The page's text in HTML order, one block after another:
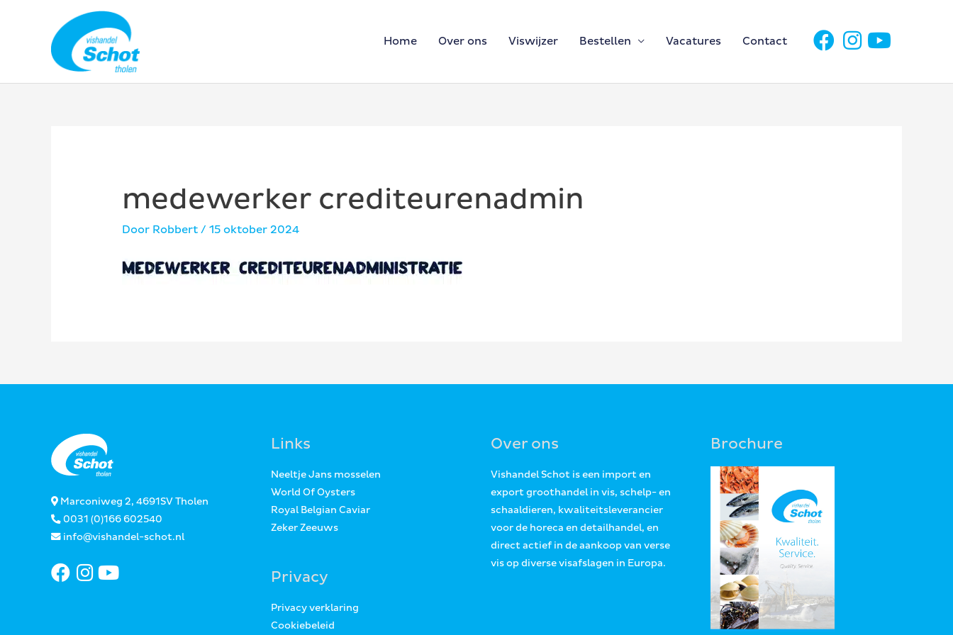
Home Over ons Viswijzer Bestellen Vacatures Contact
medewerker crediteurenadmin
Door Robbert/15 oktober 2024
Marconiweg 2, 4691SV Tholen
0031 (0)166 602540
info@vishandel-schot.nl
Links
Neeltje Jans mosselen
World Of Oysters
Royal Belgian Caviar
Zeker Zeeuws
Privacy
Privacy verklaring
Cookiebeleid
Over ons
Vishandel Schot is een import en
export groothandel in vis, schelp- en
schaaldieren, kwaliteitsleverancier
voor de horeca en detailhandel, en
direct actief in de aankoop van verse
vis op diverse visafslagen in Europa.
Brochure